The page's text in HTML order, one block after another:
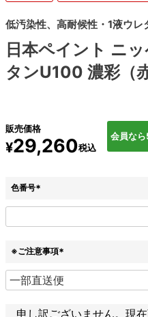
低汚染性、高耐候性・1液ウレ
日本ペイント ニ
タンU100 濃彩（
販売価格
¥29,260税込
会員なら
色番号
必
※ご注意事項
必
須
申し訳ございません。現